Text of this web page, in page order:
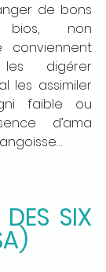
de bons
bios, non
conviennent
digérer
les assimiler
faible ou
d’ama
SIX